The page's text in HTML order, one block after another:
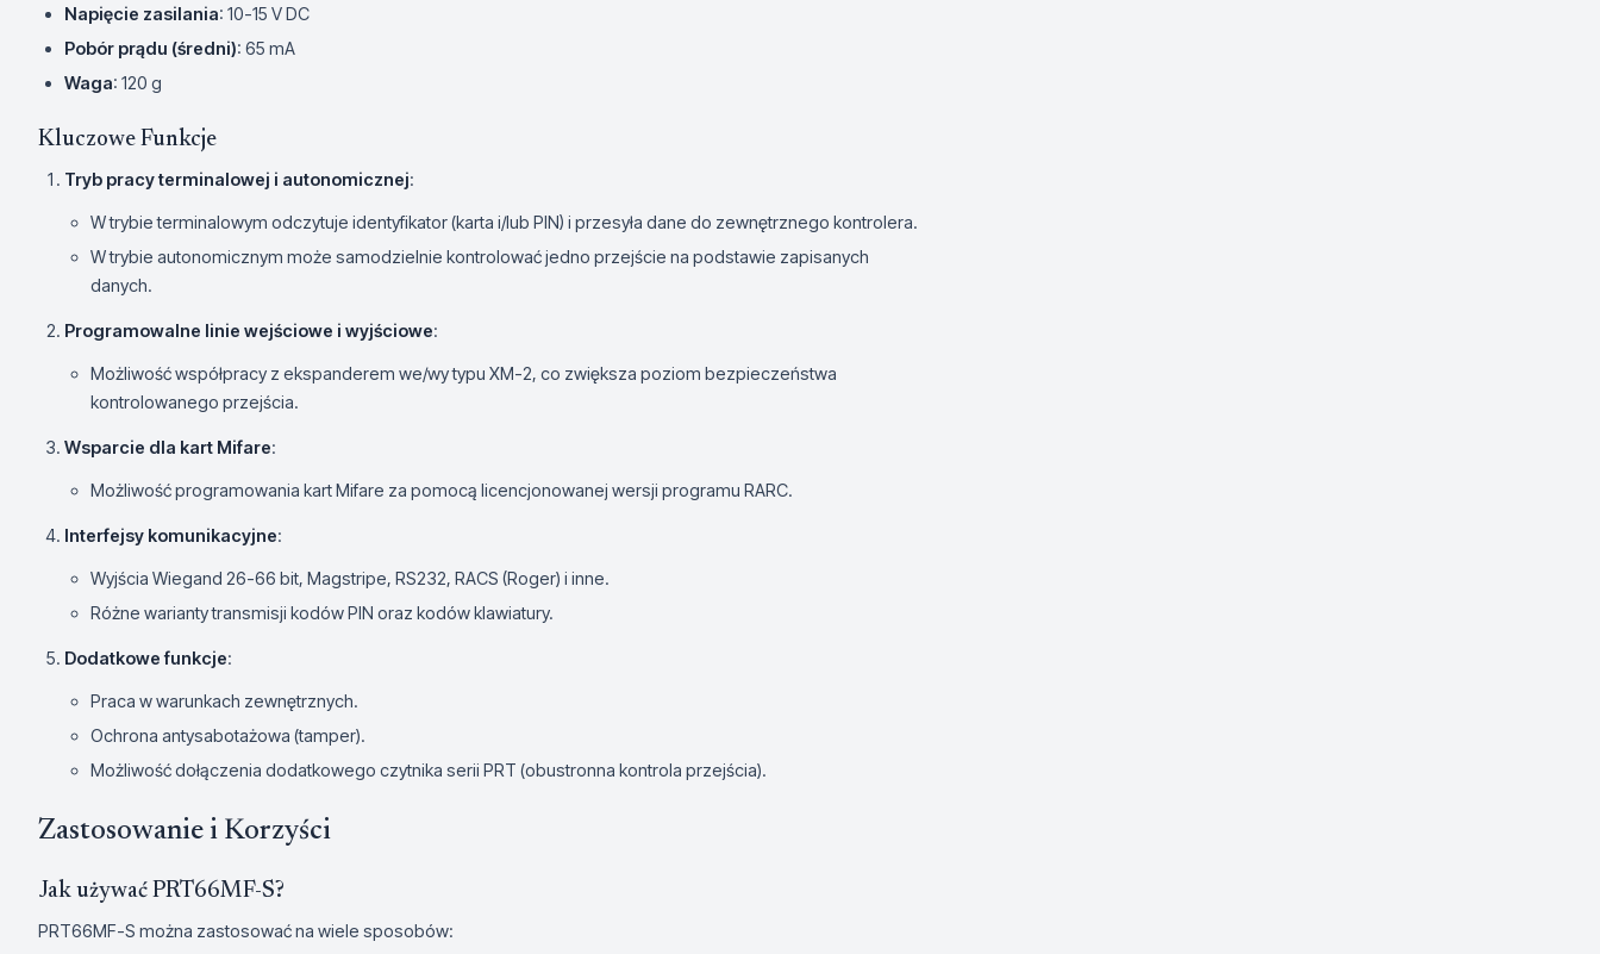
Napięcie zasilania: 10-15 V DC
Pobór prądu (średni): 65 mA
Waga: 120 g
Kluczowe Funkcje
Tryb pracy terminalowej i autonomicznej:
W trybie terminalowym odczytuje identyfikator (karta i/lub PIN) i przesyła dane do zewnętrznego kontrolera.
W trybie autonomicznym może samodzielnie kontrolować jedno przejście na podstawie zapisanych
danych.
Programowalne linie wejściowe i wyjściowe:
Możliwość współpracy z ekspanderem we/wy typu XM-2, co zwiększa poziom bezpieczeństwa
kontrolowanego przejścia.
Wsparcie dla kart Mifare:
Możliwość programowania kart Mifare za pomocą licencjonowanej wersji programu RARC.
Interfejsy komunikacyjne:
Wyjścia Wiegand 26-66 bit, Magstripe, RS232, RACS (Roger) i inne.
Różne warianty transmisji kodów PIN oraz kodów klawiatury.
Dodatkowe funkcje:
Praca w warunkach zewnętrznych.
Ochrona antysabotażowa (tamper).
Możliwość dołączenia dodatkowego czytnika serii PRT (obustronna kontrola przejścia).
Zastosowanie i Korzyści
Jak używać PRT66MF-S?
PRT66MF-S można zastosować na wiele sposobów: